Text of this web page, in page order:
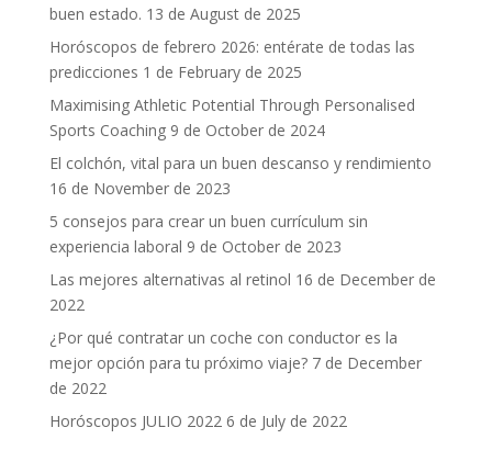
buen estado. 13 de August de 2025
Horóscopos de febrero 2026: entérate de todas las
predicciones 1 de February de 2025
Maximising Athletic Potential Through Personalised
Sports Coaching 9 de October de 2024
El colchón, vital para un buen descanso y rendimiento
16 de November de 2023
5 consejos para crear un buen currículum sin
experiencia laboral 9 de October de 2023
Las mejores alternativas al retinol 16 de December de
2022
¿Por qué contratar un coche con conductor es la
mejor opción para tu próximo viaje? 7 de December
de 2022
Horóscopos JULIO 2022 6 de July de 2022